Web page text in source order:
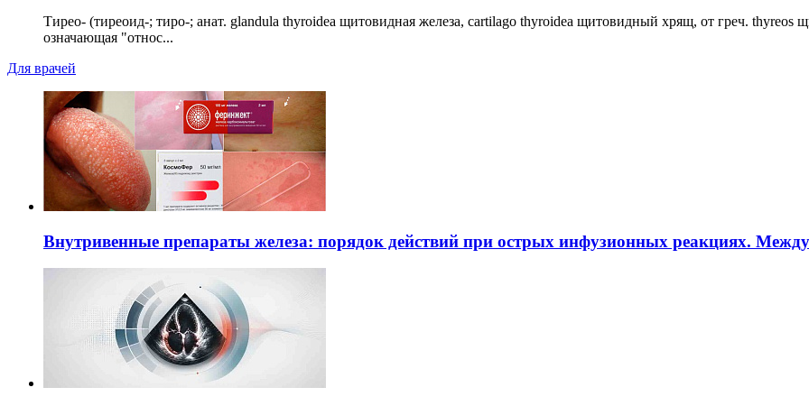
Тирео- (тиреоид-; тиро-; анат. glandula thyroidea щитовидная железа, cartilago thyroidea щитовидный хрящ, от греч. thyreos
означающая "относ...
Для врачей
Внутривенные препараты железа: порядок действий при острых инфузионных реакциях.